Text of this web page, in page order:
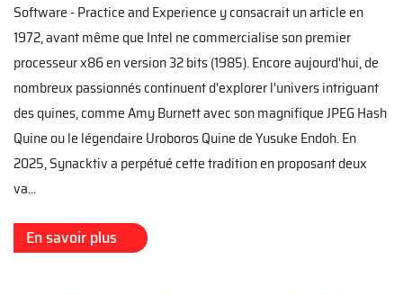
Software - Practice and Experience y consacrait un article en
1972, avant même que Intel ne commercialise son premier
processeur x86 en version 32 bits (1985). Encore aujourd'hui, de
nombreux passionnés continuent d'explorer l'univers intriguant
des quines, comme Amy Burnett avec son magnifique JPEG Hash
Quine ou le légendaire Uroboros Quine de Yusuke Endoh. En
2025, Synacktiv a perpétué cette tradition en proposant deux
va...
En savoir plus